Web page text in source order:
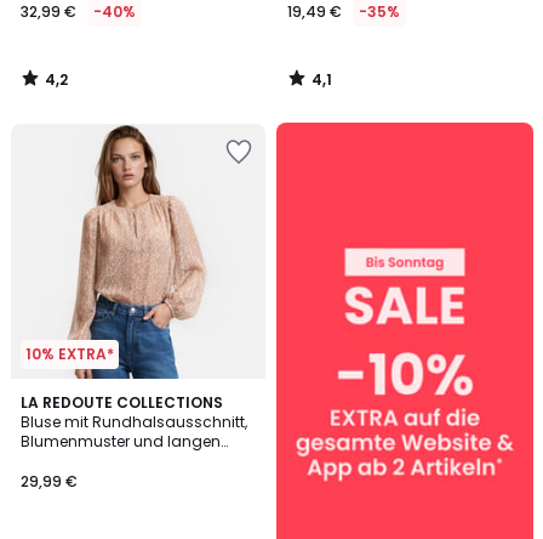
32,99 € -40%
4,2
/
19,49 € -35%
4,1
/
10% EXTRA*
LA REDOUTE COLLECTIONS
Bluse mit Rundhalsausschnitt,
Blumenmuster und langen
29,99 €
SALE
Artikeln*